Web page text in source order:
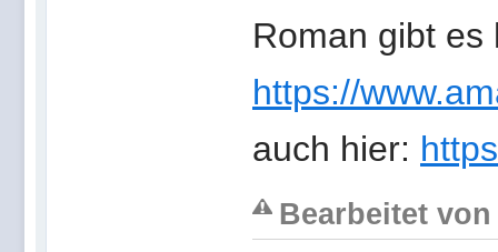
Roman gibt es
https://
auch hier:
Bearbeitet von